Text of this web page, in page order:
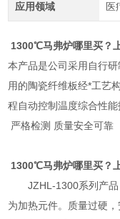
应用领域 医
1300℃马弗炉哪里买？
本产品是公司采用自行
用的陶瓷纤维板经*工艺
程自动控制温度综合性能
严格检测 质量安全可靠
1300℃马弗炉哪里买？
JZHL-1300系列产品
为加热元件。质量过硬